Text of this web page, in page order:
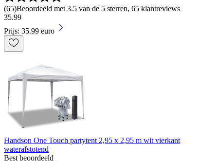
(65)Beoordeeld met 3.5 van de 5 sterren, 65 klantreviews
35.99
Prijs: 35.99 euro
Handson One Touch partytent 2,95 x 2,95 m wit vierkant
waterafstotend
Best beoordeeld